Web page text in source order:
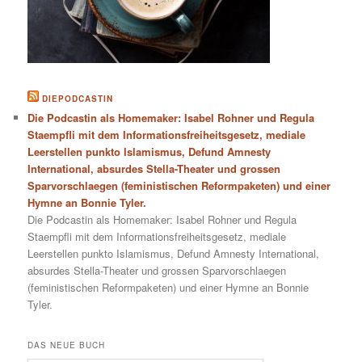
DIEPODCASTIN
Die Podcastin als Homemaker: Isabel Rohner und Regula
Staempfli mit dem Informationsfreiheitsgesetz, mediale
Leerstellen punkto Islamismus, Defund Amnesty
International, absurdes Stella-Theater und grossen
Sparvorschlaegen (feministischen Reformpaketen) und einer
Hymne an Bonnie Tyler.
Die Podcastin als Homemaker: Isabel Rohner und Regula
Staempfli mit dem Informationsfreiheitsgesetz, mediale
Leerstellen punkto Islamismus, Defund Amnesty International,
absurdes Stella-Theater und grossen Sparvorschlaegen
(feministischen Reformpaketen) und einer Hymne an Bonnie
Tyler.
DAS NEUE BUCH